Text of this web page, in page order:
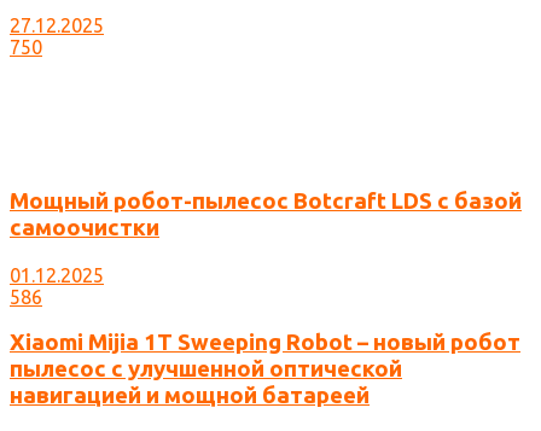
27.12.2025
750
Мощный робот-пылесос Botcraft LDS с базой
самоочистки
01.12.2025
586
Xiaomi Mijia 1T Sweeping Robot – новый робот
пылесос с улучшенной оптической
навигацией и мощной батареей